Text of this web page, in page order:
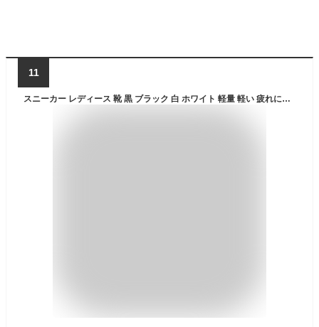
11
スニーカー レディース 靴 黒 ブラック 白 ホワイト 軽量 軽い 疲れにくい 防水 大きいサイズ 脱ぎ履き簡単 Bear surf BS-1053